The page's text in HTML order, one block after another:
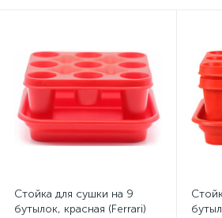
Стойка для сушки на 9
бутылок, красная (Ferrari)